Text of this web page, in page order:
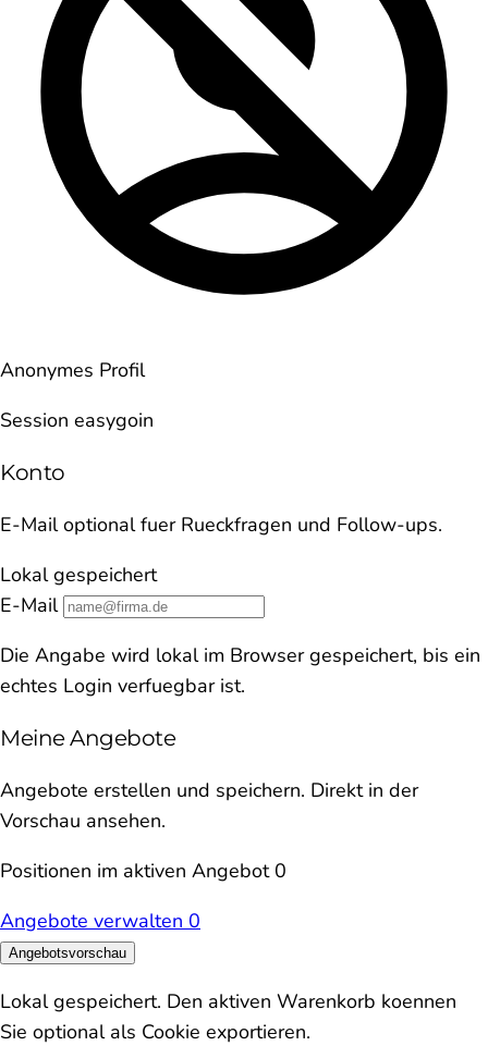
Anonymes Profil
Session easygoin
Konto
E-Mail optional fuer Rueckfragen und Follow-ups.
Lokal gespeichert
E-Mail
Die Angabe wird lokal im Browser gespeichert, bis ein
echtes Login verfuegbar ist.
Meine Angebote
Angebote erstellen und speichern. Direkt in der
Vorschau ansehen.
Positionen im aktiven Angebot 0
Angebote verwalten 0
Angebotsvorschau
Lokal gespeichert. Den aktiven Warenkorb koennen
Sie optional als Cookie exportieren.